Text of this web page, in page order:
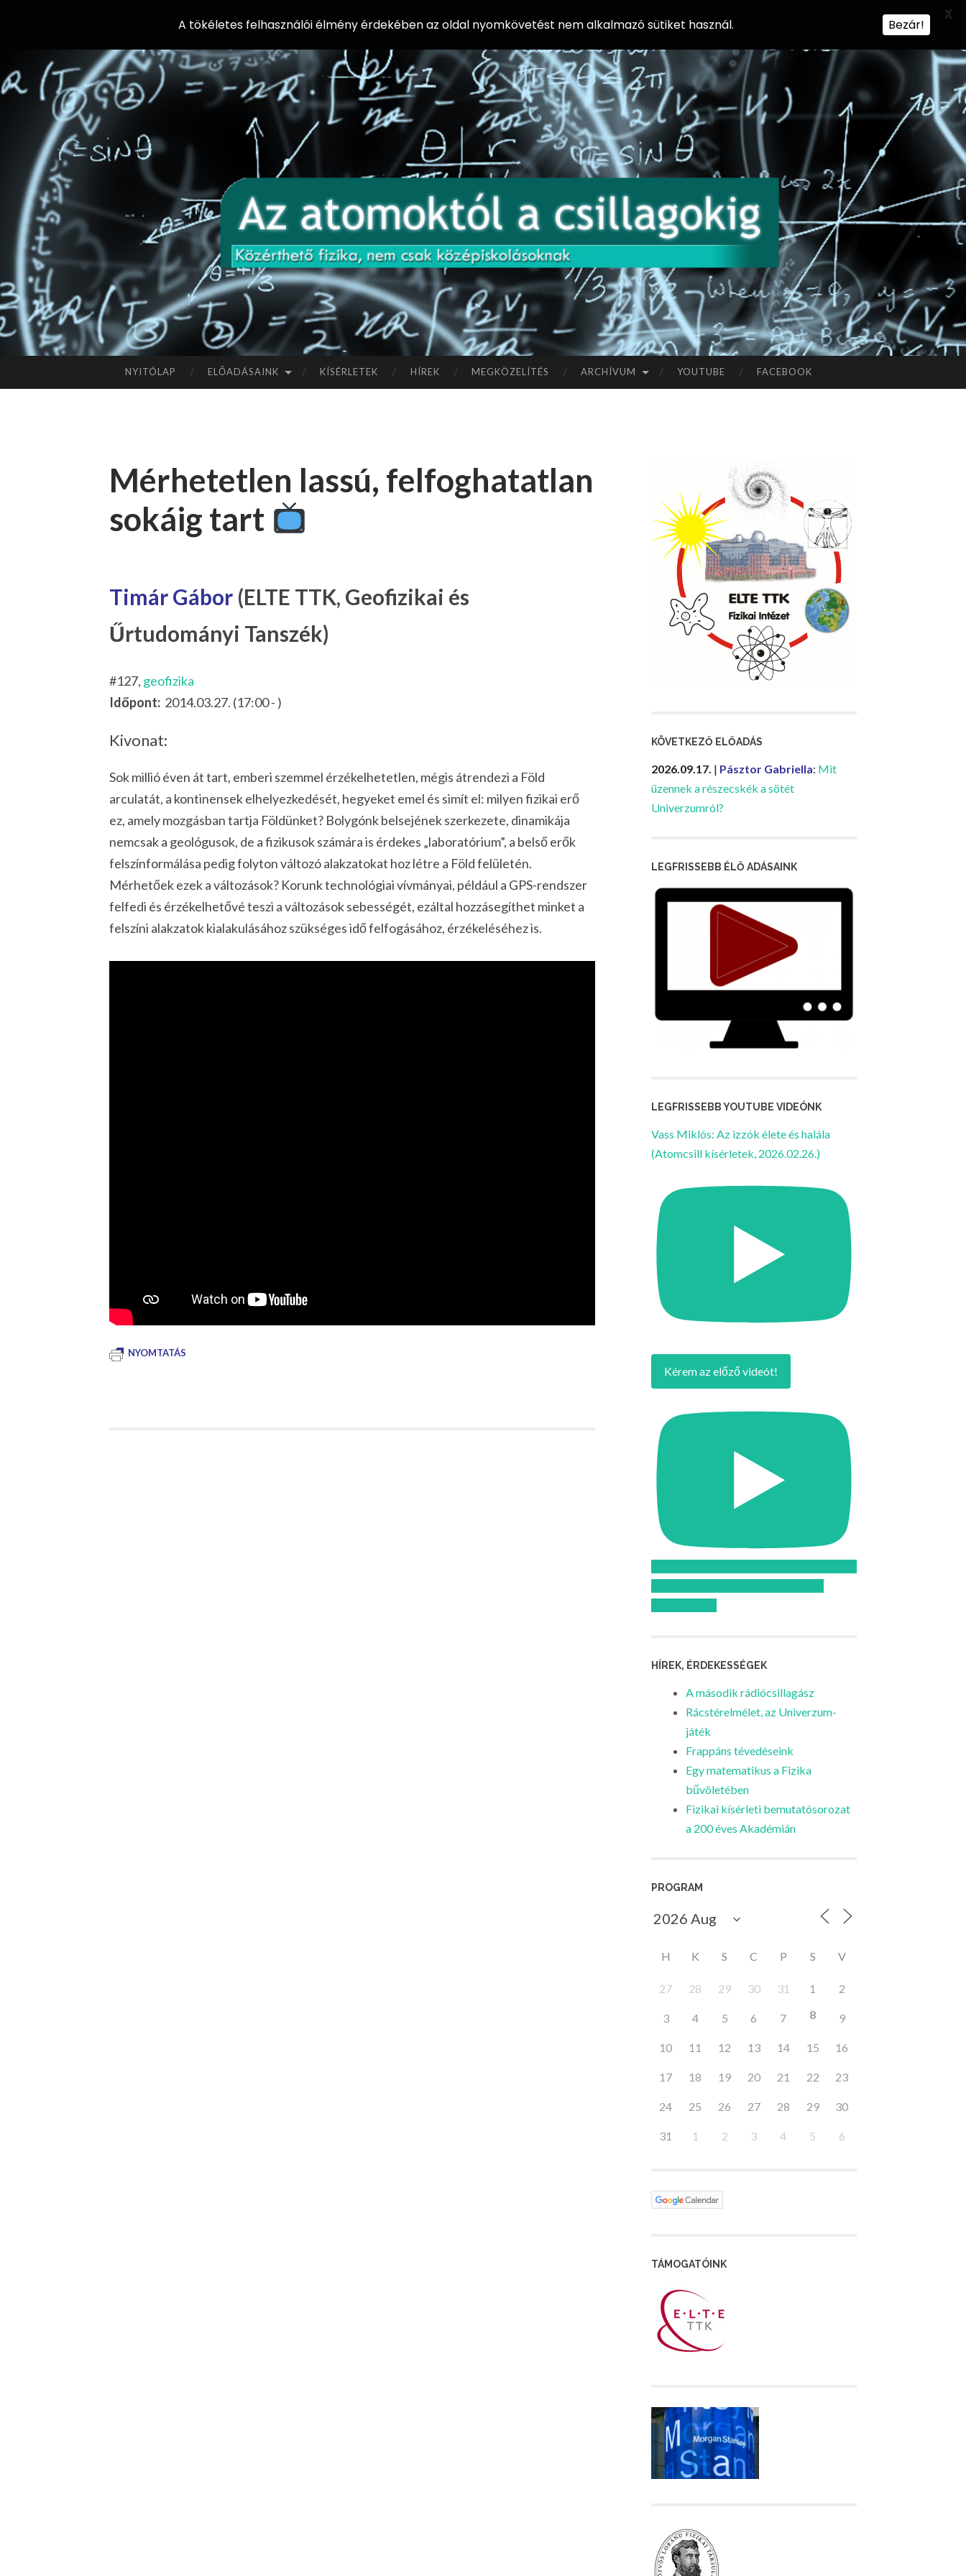
AZ
AT
OM
OK
TÓ
L A
AG
Előadássorozat
középiskolásoknak
az ELTE
Természettudományi
Kar Fizikai
Intézetében
A
NYITÓLAP ELŐADÁSAINK KÍSÉRLETEK HÍREK MEGKÖZELÍTÉS ARCHÍVUM YOUTUBE FACEBOOK
Mérhetetlen lassú, felfoghatatlan
sokáig tart
Timár Gábor (ELTE TTK, Geofizikai és
Űrtudományi Tanszék)
#127, geofizika
Időpont: 2014.03.27. (17:00 - )
Kivonat:
Sok millió éven át tart, emberi szemmel érzékelhetetlen, mégis átrendezi a Föld
arculatát, a kontinensek elhelyezkedését, hegyeket emel és simít el: milyen fizikai erő
ez, amely mozgásban tartja Földünket? Bolygónk belsejének szerkezete, dinamikája
nemcsak a geológusok, de a fizikusok számára is érdekes „laboratórium”, a belső erők
felszínformálása pedig folyton változó alakzatokat hoz létre a Föld felületén.
Mérhetőek ezek a változások? Korunk technológiai vívmányai, például a GPS-rendszer
felfedi és érzékelhetővé teszi a változások sebességét, ezáltal hozzásegíthet minket a
felszíni alakzatok kialakulásához szükséges idő felfogásához, érzékeléséhez is.
NYOMTATÁS
KÖVETKEZŐ ELŐADÁS
2026.09.17. | Pásztor Gabriella: Mit
üzennek a részecskék a sötét
Univerzumról?
LEGFRISSEBB ÉLŐ ADÁSAINK
LEGFRISSEBB YOUTUBE VIDEÓNK
Vass Miklós: Az izzók élete és halála
(Atomcsill kísérletek, 2026.02.26.)
Kérem az előző videót!
HÍREK, ÉRDEKESSÉGEK
A második rádiócsillagász
Rácstérelmélet, az Univerzum-
játék
Frappáns tévedéseink
Egy matematikus a Fizika
bűvöletében
Fizikai kísérleti bemutatósorozat
a 200 éves Akadémián
PROGRAM
H K S C P S V
27 28 29 30 31 1 2
3 4 5 6 7 8 9
10 11 12 13 14 15 16
17 18 19 20 21 22 23
24 25 26 27 28 29 30
31 1 2 3 4 5 6
TÁMOGATÓINK
A tökéletes felhasználói élmény érdekében az oldal nyomkövetést nem alkalmazó sütiket használ. Bezár!
X